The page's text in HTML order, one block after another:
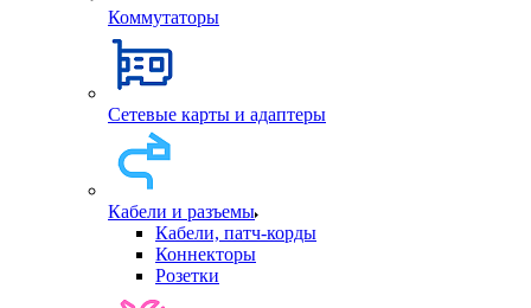
Коммутаторы
Сетевые карты и адаптеры
Кабели и разъемы
Кабели, патч-корды
Коннекторы
Розетки